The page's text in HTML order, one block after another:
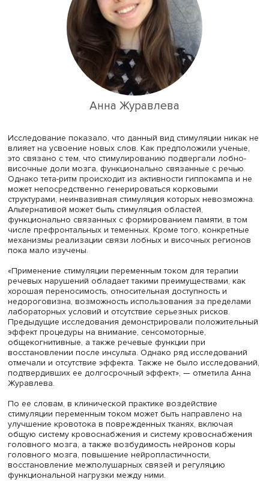
Предыдущие исследования показали, что метод
модуляционный эффект на когнитивные и
функции. Ученые сконцентрировались на усвоении
пациентами новых слов, так как предыдущие
позволяли в этом случае установить причинно-
связи между ритмами мозга и когнитивными
Слова в ментальном лексиконе представлены как
сеть взаимосвязей, пояснила Анна Журавлева. Этот
когнитивный процесс включает в себя как процессы
слова и значения), так и процессы формирования
Было проведено исследование с участием 30
носителей русского языка в возрасте от 18 лет до 41
которым представили 80 пар псевдослов (слова,
существуют в русском языке, но составлены по всем
правилам) и их русских переводов. Для валидации
проводился дополнительный онлайн-эксперимент.
Анна Журавлева
Исследование показало, что данный вид стимуляции
влияет на усвоение новых слов. Как предположили
это связано с тем, что стимулированию подвергали
височные доли мозга, функционально связанные с